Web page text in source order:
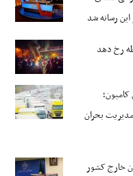
رسانه شد
رخ دهد
بحران
خارج کشور